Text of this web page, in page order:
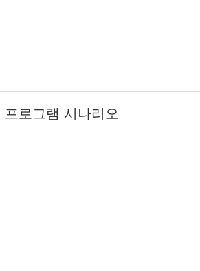
프로그램 시나리오